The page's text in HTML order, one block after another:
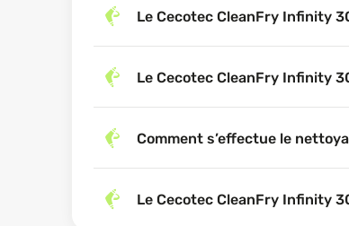
Le Cecotec CleanFry Infinity
Le Cecotec CleanFry Infinity
Comment s’effectue le
Le Cecotec CleanFry Infinity